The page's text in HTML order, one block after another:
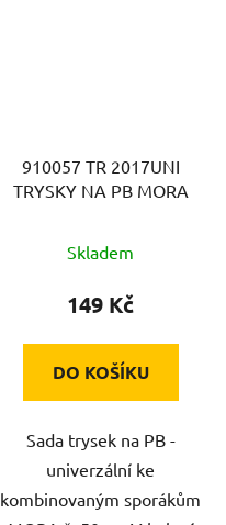
910057 TR 2017UNI
TRYSKY NA PB MORA
Skladem
149 Kč
DO KOŠÍKU
Sada trysek na PB -
univerzální ke
kombinovaným sporákům